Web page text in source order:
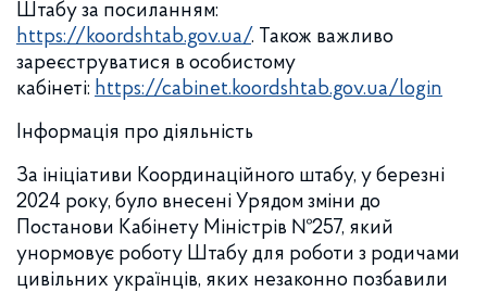
Штабу за посиланням:
https://koordshtab.gov.ua/. Також важливо
зареєструватися в особистому
кабінеті: https://cabinet.koordshtab.gov.ua/login
Інформація про діяльність
За ініціативи Координаційного штабу, у березні
2024 року, було внесені Урядом зміни до
Постанови Кабінету Міністрів №257, який
унормовує роботу Штабу для роботи з родичами
цивільних українців, яких незаконно позбавили